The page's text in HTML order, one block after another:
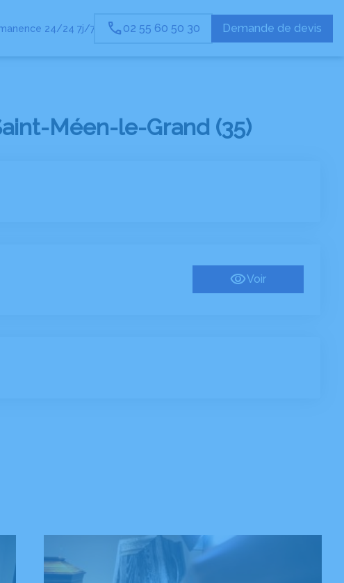
24/24 7j/7 02 55 60 50 30 Demande de devis
Méen-le-Grand (35)
Voir